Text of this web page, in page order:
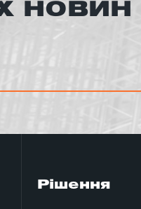
НОВИН
Рішення